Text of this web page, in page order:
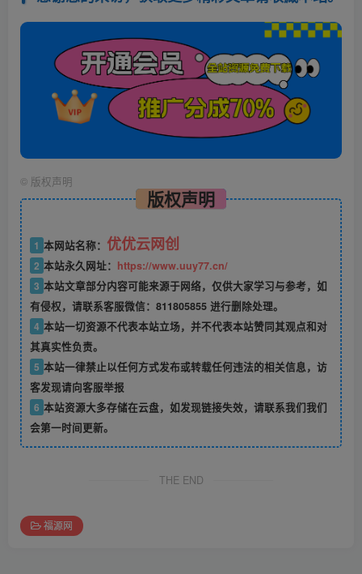
© 版权声明
版权声明
1 本网站名称： 优优云网创
2 本站永久网址： https://www.uuy77.cn/
3 本站文章部分内容可能来源于网络，仅供大家学习与参考，如
有侵权，请联系客服微信：811805855 进行删除处理。
4 本站一切资源不代表本站立场，并不代表本站赞同其观点和对
其真实性负责。
5 本站一律禁止以任何方式发布或转载任何违法的相关信息，访
客发现请向客服举报
6 本站资源大多存储在云盘，如发现链接失效，请联系我们我们
会第一时间更新。
THE END
福源网